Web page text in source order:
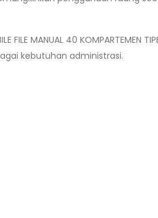
FILE MANUAL 40
kebutuhan administrasi.